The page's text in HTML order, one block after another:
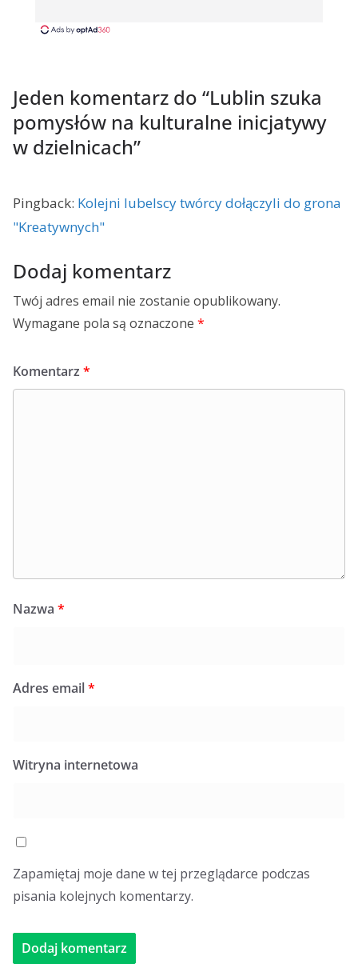
Jeden komentarz do “Lublin szuka
pomysłów na kulturalne inicjatywy
w dzielnicach”
Pingback: Kolejni lubelscy twórcy dołączyli do grona
"Kreatywnych"
Dodaj komentarz
Twój adres email nie zostanie opublikowany.
Wymagane pola są oznaczone *
Komentarz *
Nazwa *
Adres email*
Witryna internetowa
Zapamiętaj moje dane w tej przeglądarce podczas
pisania kolejnych komentarzy.